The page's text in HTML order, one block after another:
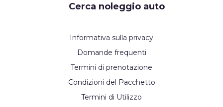
Cerca noleggio auto
Informativa sulla privacy
Domande frequenti
Termini di prenotazione
Condizioni del Pacchetto
Termini di Utilizzo